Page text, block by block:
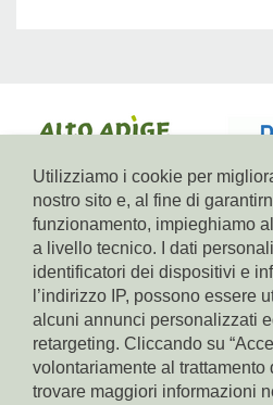
© Residence Kampidell
via Henrik-Ibsen 5, 39040 Siusi allo
e-mailinfo(at)residencekampidell.it ,
Homepage
Utilizziamo i cookie per
nostro sito e, al fine di
funzionamento, impieghiamo
a livello tecnico. I dati
identificatori dei dispositivi e
l’indirizzo IP, possono essere
alcuni annunci personalizzati
retargeting. Cliccando su
volontariamente al trattamento
trovare maggiori informazioni